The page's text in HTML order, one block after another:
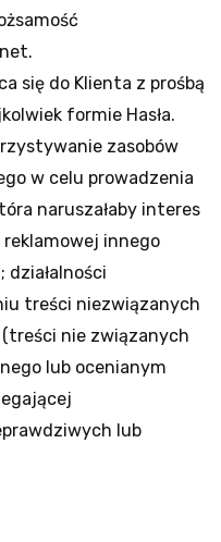
się do Klienta z prośbą
formie Hasła.
zasobów
w celu prowadzenia
naruszałaby interes
reklamowej innego
treści niezwiązanych
(treści nie związanych
lub ocenianym
lub